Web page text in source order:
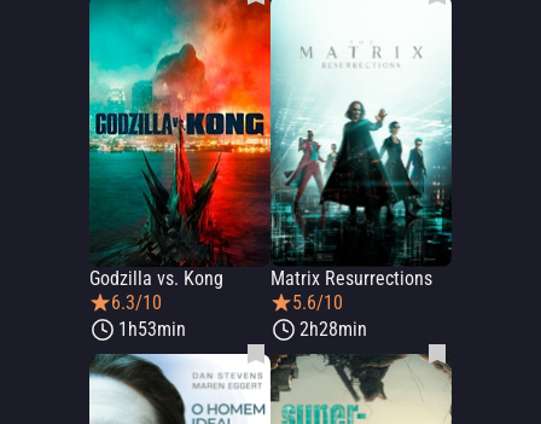
Godzilla vs. Kong
6.3/10
1h53min
Matrix Resurrections
5.6/10
2h28min